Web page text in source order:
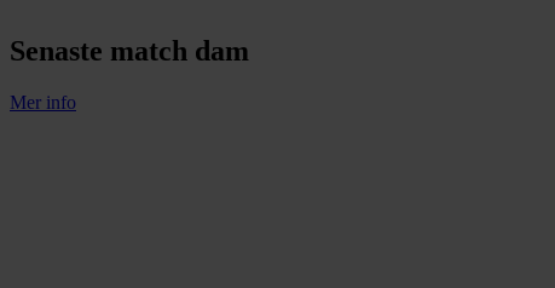
Senaste match dam
Mer info